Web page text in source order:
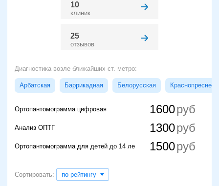
10
клиник
25
отзывов
Диагностика возле ближайших ст. метро:
Арбатская Баррикадная Белорусская
Ортопантомограмма цифровая 1600
Анализ ОПТГ 1300
Ортопантомограмма для детей до 14 ле 1500
Сортировать: по рейтингу